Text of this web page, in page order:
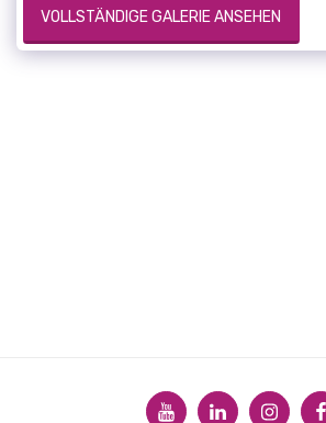
VOLLSTÄNDIGE GALERIE ANSEHEN